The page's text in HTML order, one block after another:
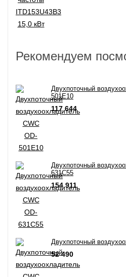
Рекомендуем
Двухпоточный
501E10
117 644
Двухпоточный
631C55
154 911
Двухпоточный
52 490